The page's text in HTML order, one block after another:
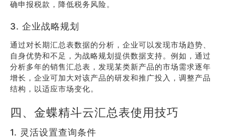
确申报税款，降低税务风险。
3. 企业战略规划
通过对长期汇总表数据的分析，企业可以发现市场趋势、
自身优势和不足，为战略规划提供数据支持。例如，通过
分析多年的销售汇总表，发现某类新产品的市场需求逐年
增长，企业可加大对该产品的研发和推广投入，调整产品
结构，以适应市场变化。
四、金蝶精斗云汇总表使用技巧
1. 灵活设置查询条件